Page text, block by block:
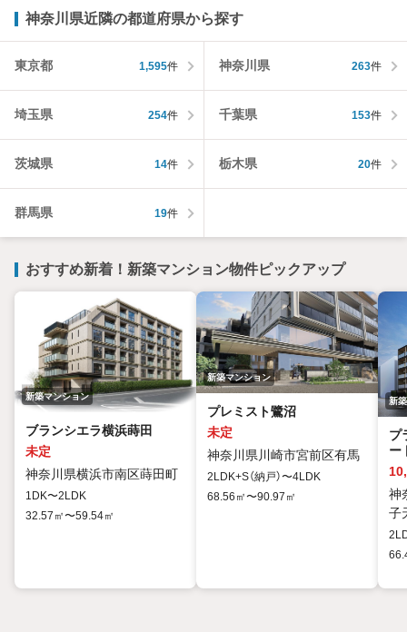
神奈川県近隣の都道府県から探す
東京都 1,595件 神奈川県 263件
埼玉県 254件 千葉県 153件
茨城県 14件 栃木県 20件
群馬県 19件
おすすめ新着！新築マンション物件ピックアップ
新築マンション
ブランシエラ横浜蒔田
未定
神奈川県横浜市南区蒔田町
1DK〜2LDK
32.57㎡〜59.54㎡
新築マンション
プレミスト鷺沼
未定
神奈川県川崎市宮前区有馬
2LDK+S（納戸）〜4LDK
68.56㎡〜90.97㎡
新
プ
ー
神
子